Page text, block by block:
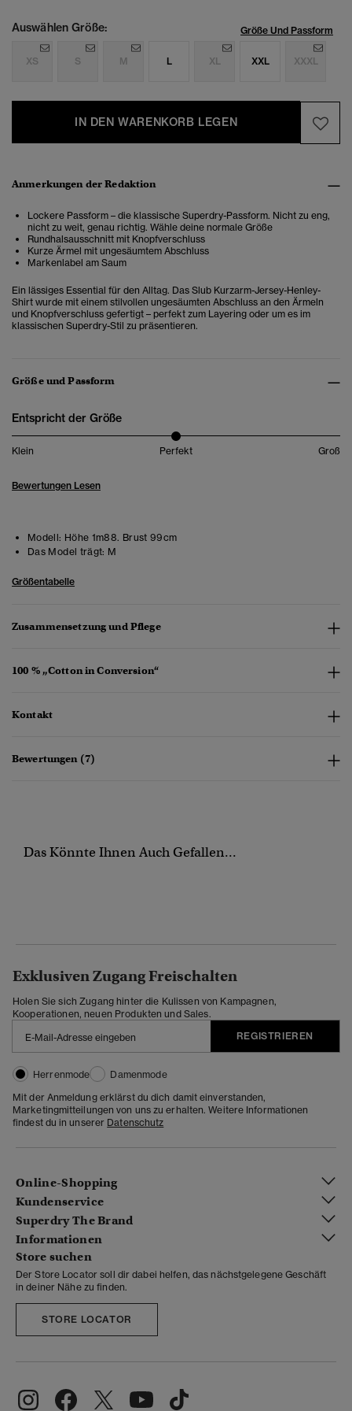
Auswählen Größe: Größe Und Passform
XS S M L XL XXL XXXL
IN DEN WARENKORB LEGEN
Anmerkungen der Redaktion
Lockere Passform – die klassische Superdry-Passform. Nicht zu eng,
nicht zu weit, genau richtig. Wähle deine normale Größe
Rundhalsausschnitt mit Knopfverschluss
Kurze Ärmel mit ungesäumtem Abschluss
Markenlabel am Saum
Ein lässiges Essential für den Alltag. Das Slub Kurzarm-Jersey-Henley-
Shirt wurde mit einem stilvollen ungesäumten Abschluss an den Ärmeln
und Knopfverschluss gefertigt – perfekt zum Layering oder um es im
klassischen Superdry-Stil zu präsentieren.
Größe und Passform
Entspricht der Größe
Klein Perfekt Groß
Bewertungen Lesen
Modell: Höhe 1m88. Brust 99cm
Das Model trägt: M
Größentabelle
Zusammensetzung und Pflege
100 % „Cotton in Conversion“
Kontakt
Bewertungen (7)
Das Könnte Ihnen Auch Gefallen...
Exklusiven Zugang Freischalten
Holen Sie sich Zugang hinter die Kulissen von Kampagnen,
Kooperationen, neuen Produkten und Sales.
REGISTRIEREN
Herrenmode
Damenmode
Mit der Anmeldung erklärst du dich damit einverstanden,
Marketingmitteilungen von uns zu erhalten. Weitere Informationen
findest du in unserer Datenschutz
Online-Shopping
Kundenservice
Superdry The Brand
Informationen
Store suchen
Der Store Locator soll dir dabei helfen, das nächstgelegene Geschäft
in deiner Nähe zu finden.
STORE LOCATOR